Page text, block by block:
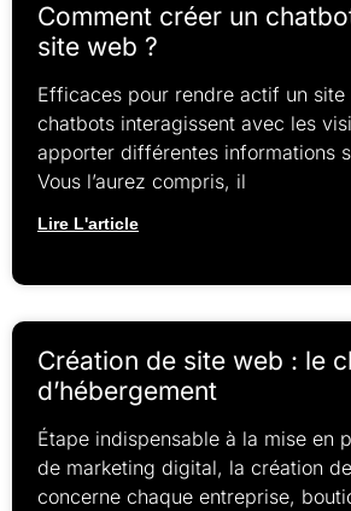
Comment créer un
site web ?
Efficaces pour rendre actif un site
chatbots interagissent avec les
apporter différentes informations
Vous l’aurez compris, il
Lire L'article
Création de site web : le
d’hébergement
Étape indispensable à la mise en
de marketing digital, la création
concerne chaque entreprise,